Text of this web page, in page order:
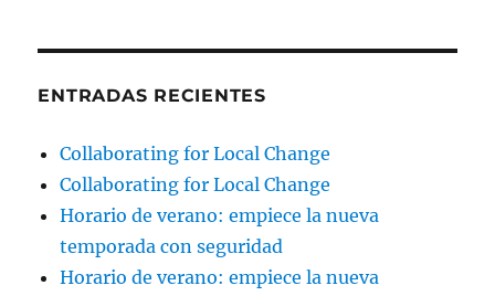
ENTRADAS RECIENTES
Collaborating for Local Change
Collaborating for Local Change
Horario de verano: empiece la nueva
temporada con seguridad
Horario de verano: empiece la nueva